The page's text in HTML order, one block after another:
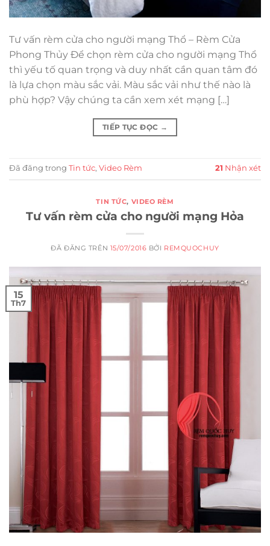
Tư vấn rèm cửa cho người mạng Thổ – Rèm Cửa
Phong Thủy Để chọn rèm cửa cho người mạng Thổ
thì yếu tố quan trọng và duy nhất cần quan tâm đó
là lựa chọn màu sắc vải. Màu sắc vải như thế nào là
phù hợp? Vậy chúng ta cần xem xét mạng […]
TIẾP TỤC ĐỌC →
Đã đăng trong Tin tức, Video Rèm 21 Nhận xét
TIN TỨC, VIDEO RÈM
Tư vấn rèm cửa cho người mạng Hỏa
ĐÃ ĐĂNG TRÊN 15/07/2016 BỞI REMQUOCHUY
15
Th7